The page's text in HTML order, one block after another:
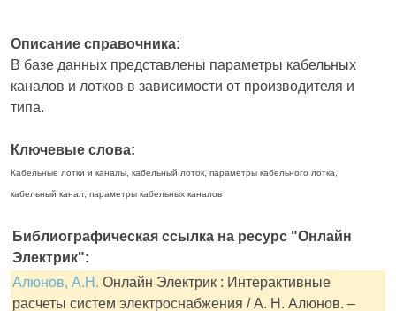
Описание справочника:
В базе данных представлены параметры кабельных
каналов и лотков в зависимости от производителя и
типа.
Ключевые слова:
Кабельные лотки и каналы, кабельный лоток, параметры кабельного лотка,
кабельный канал, параметры кабельных каналов
Библиографическая ссылка на ресурс "Онлайн
Электрик":
Алюнов, А.Н. Онлайн Электрик : Интерактивные
расчеты систем электроснабжения / А. Н. Алюнов. –